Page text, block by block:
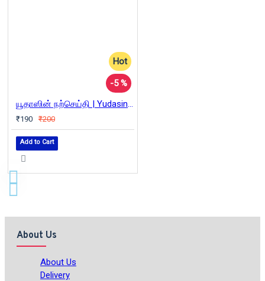
Hot
-5 %
யூதாஸின் நற்செய்தி | Yudasinte Suvisesham
₹190 ₹200
Add to Cart
About Us
About Us
Delivery